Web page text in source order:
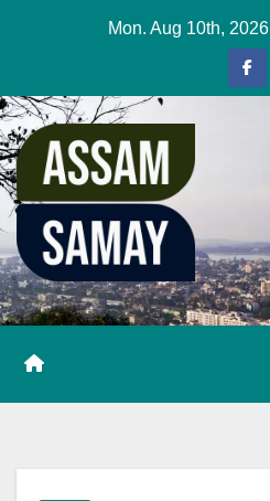
Mon. Aug 10th, 2026